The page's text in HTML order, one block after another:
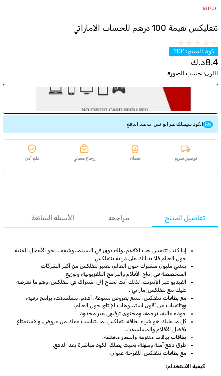
نتفليكس بقيمة 100 درهم للحساب الاماراتي
كود المنتج:
1101
8.4د.ك
اللون: حسب الصورة
الكود سيصلك عبر الواتس اب عند الدفع
توصيل سريع ضمان إرجاع مجاني دفع آمن
تفاصيل المنتج مراجعة الأسئلة الشائعة
إذا كنت تتنفس حب الأفلام، ولك ذوق في السينما، وشغف نحو الأعمال الفنية
حول العالم فلا بد أنك على دراية بنتفلكس.
بمئتي مليون مشترك حول العالم، تعتبر نتفلكس من أكبر الشركات
المتخصصة في إنتاج الأفلام والبرامج التلفزيونية، وتوزيع
الفيديو عبر الإنترنت. لذلك أنت تحتاج إلى اشتراك في نتفلكس، وهو ما نعرضه
عليك مع نتفلكس إماراتي .
مع بطاقات نتفلكس، تمتع بعروض متنوعة، أفلام، مسلسلات، برامج ترفيه،
ووثائقيات من أقوى استديوهات الإنتاج حول العالم.
جودة عالية، ترجمة، ومحتوى ترفيهي غير محدود.
كل ما عليك هو شراء بطاقة نتفلكس بما يتناسب معك من عروض، والاستمتاع
بأفضل الأفلام والمسلسلات.
بطاقات بباقات متنوعة وأسعار مختلفة.
طرق دفع ٱمنة وسهلة، بحيث يصلك الكود مباشرة بعد الدفع.
مع بطاقات نتفلكس، للفرجة عنوان.
كيفية الاستخدام: